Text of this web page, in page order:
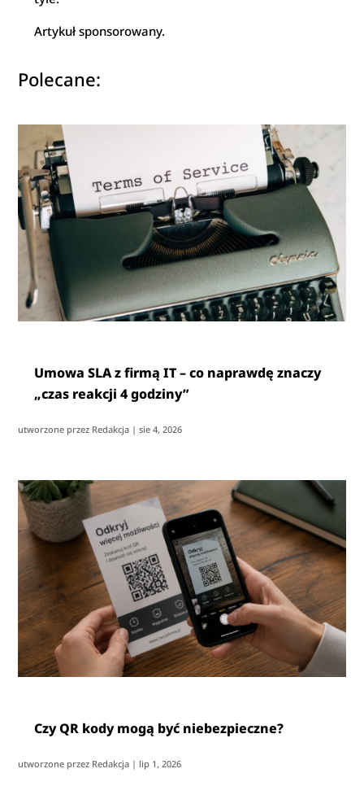
Artykuł sponsorowany.
Polecane:
Umowa SLA z firmą IT – co naprawdę znaczy
„czas reakcji 4 godziny”
utworzone przez Redakcja |sie 4, 2026
Czy QR kody mogą być niebezpieczne?
utworzone przez Redakcja | lip 1, 2026